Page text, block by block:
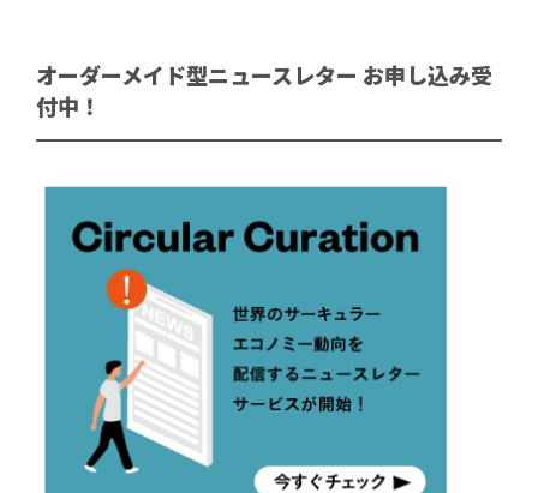
オーダーメイド型ニュースレター お申し込み受
付中！